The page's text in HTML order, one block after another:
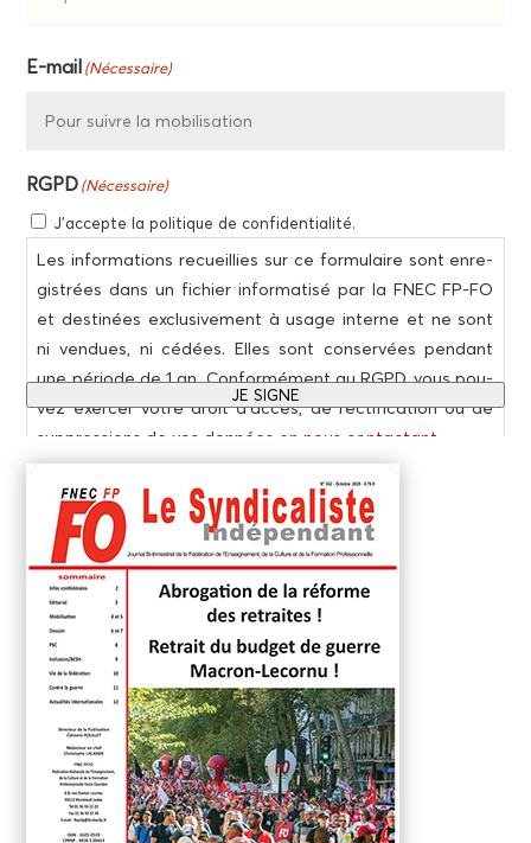
te­
E‑mail(Néces­saire)
RGPD(Néces­saire)
J’accepte la poli­tique de confidentialité.
Les infor­ma­tions recueillies sur ce for­mu­laire sont enre­
gis­trées dans un fichier infor­ma­ti­sé par la FNEC FP-FO
et des­ti­nées exclu­si­ve­ment à usage interne et ne sont
ni ven­dues, ni cédées. Elles sont conser­vées pen­dant
une période de 1 an. Confor­mé­ment au RGPD, vous pou­
vez exer­cer votre droit d’accès, de rec­ti­fi­ca­tion ou de
sup­pres­sions de vos don­nées en nous contac­tant
JE SIGNE